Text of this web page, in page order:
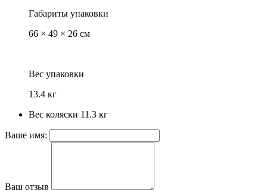
Габариты упаковки
66 × 49 × 26 см
Вес упаковки
13.4 кг
Вес коляски 11.3 кг
Ваше имя:
Ваш отзыв